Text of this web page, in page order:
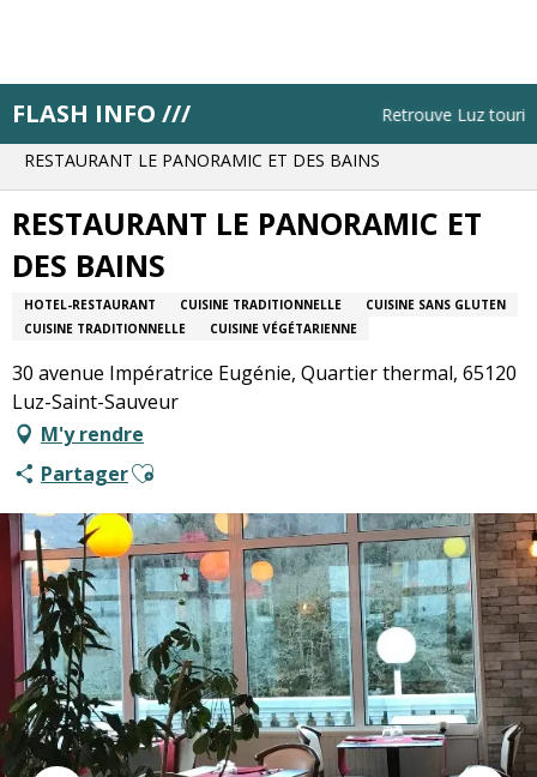
principal
FLASH INFO /// Retrouve Luz
Accueil
Pistes pratiques
RESTAURANT LE PANORAMIC ET DES BAINS
RESTAURANT LE PANORAMIC ET
DES BAINS
HOTEL-RESTAURANT CUISINE TRADITIONNELLE
CUISINE SANS GLUTEN
CUISINE TRADITIONNELLE
CUISINE VÉGÉTARIENNE
30 avenue Impératrice Eugénie, Quartier thermal, 65120
Luz-Saint-Sauveur
M'y rendre
PartagerAjouter aux favoris